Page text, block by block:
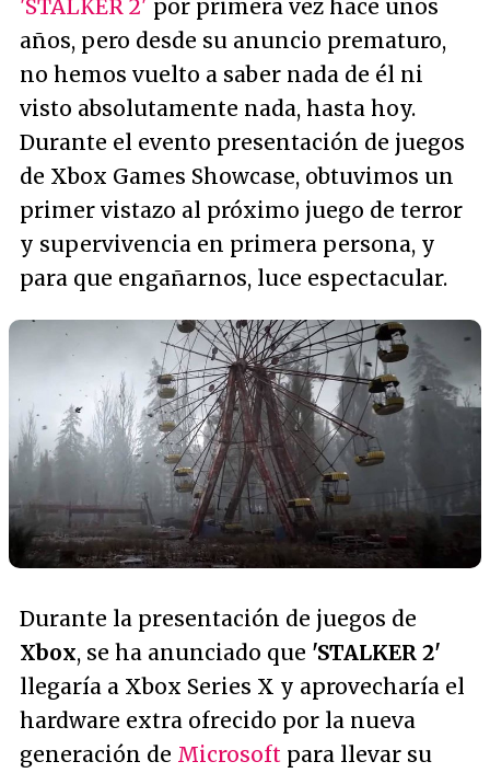
'STALKER 2' por primera vez hace unos
años, pero desde su anuncio prematuro,
no hemos vuelto a saber nada de él ni
visto absolutamente nada, hasta hoy.
Durante el evento presentación de juegos
de Xbox Games Showcase, obtuvimos un
primer vistazo al próximo juego de terror
y supervivencia en primera persona, y
para que engañarnos, luce espectacular.
Durante la presentación de juegos de
Xbox, se ha anunciado que 'STALKER 2'
llegaría a Xbox Series X y aprovecharía el
hardware extra ofrecido por la nueva
generación de Microsoft para llevar su